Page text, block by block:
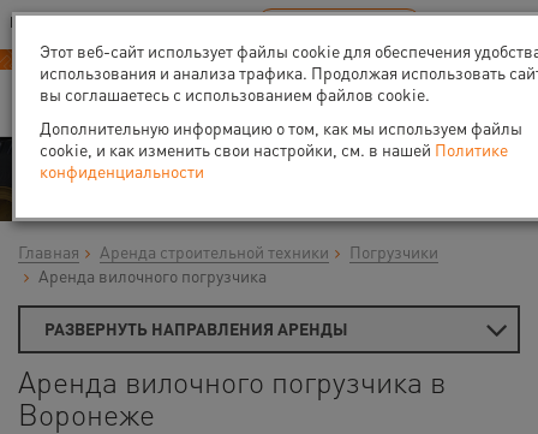
Ваш город:Воронеж
В Вашем регионе нет наших офисов RU EN
Аренда
Главная Аренда строительной техники
Погрузчики
Аренда вилочного погрузчика
РАЗВЕРНУТЬ НАПРАВЛЕНИЯ АРЕНДЫ
Аренда вилочного погрузчика в
Воронеже
Этот веб-сайт использует файлы cookie для обеспечения
использования и анализа трафика. Продолжая использовать
вы соглашаетесь с использованием файлов cookie.
Дополнительную информацию о том, как мы используем файлы
cookie, и как изменить свои настройки, см. в нашей Политике
конфиденциальности